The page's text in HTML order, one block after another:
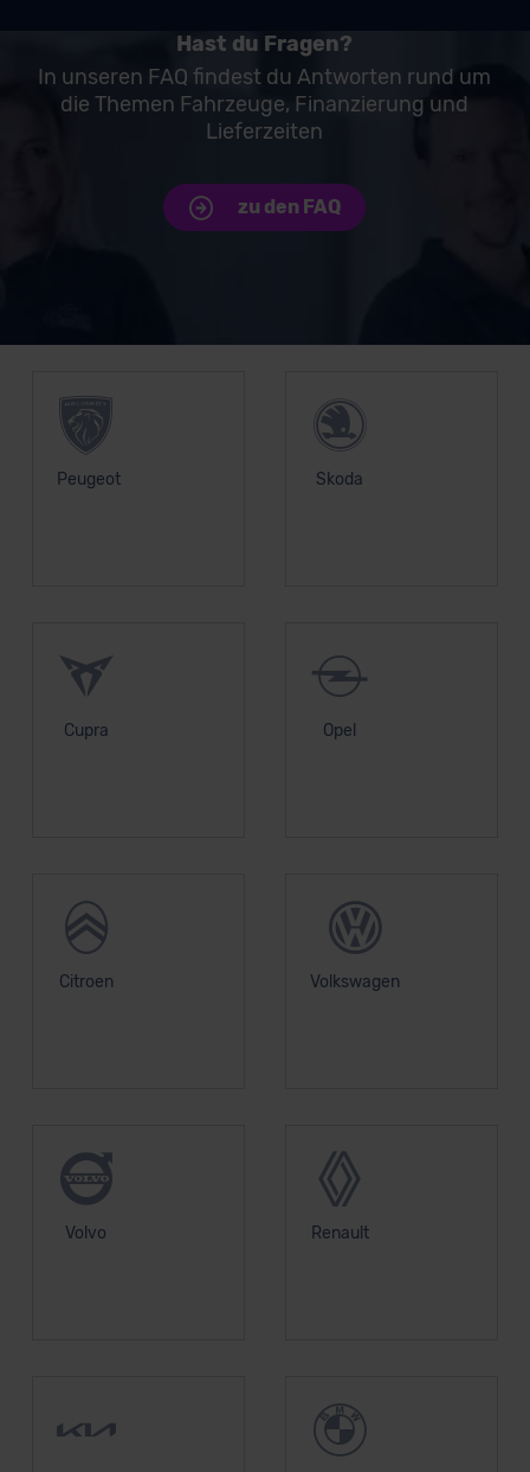
Hast du Fragen?
In unseren FAQ findest du Antworten rund um
die Themen Fahrzeuge, Finanzierung und
Lieferzeiten
zu den FAQ
Peugeot Skoda
Cupra Opel
Citroen Volkswagen
Volvo Renault